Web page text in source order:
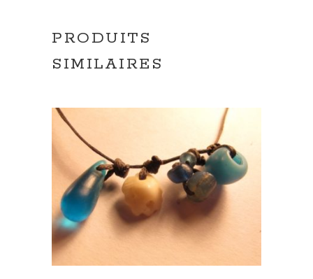
PRODUITS
SIMILAIRES
AJOUTER AU PANIER